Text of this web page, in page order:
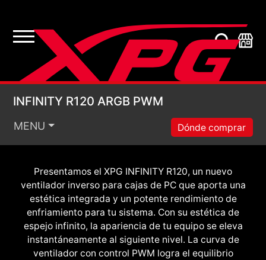
INFINITY R120 ARGB
INFINITY R120 ARGB PWM
MENU Dónde comprar
PWM
Aspecto Infinito. Enfriamiento
Definitivo.
Presentamos el XPG INFINITY R120, un nuevo
ventilador inverso para cajas de PC que aporta una
estética integrada y un potente rendimiento de
enfriamiento para tu sistema. Con su estética de
espejo infinito, la apariencia de tu equipo se eleva
instantáneamente al siguiente nivel. La curva de
ventilador con control PWM logra el equilibrio